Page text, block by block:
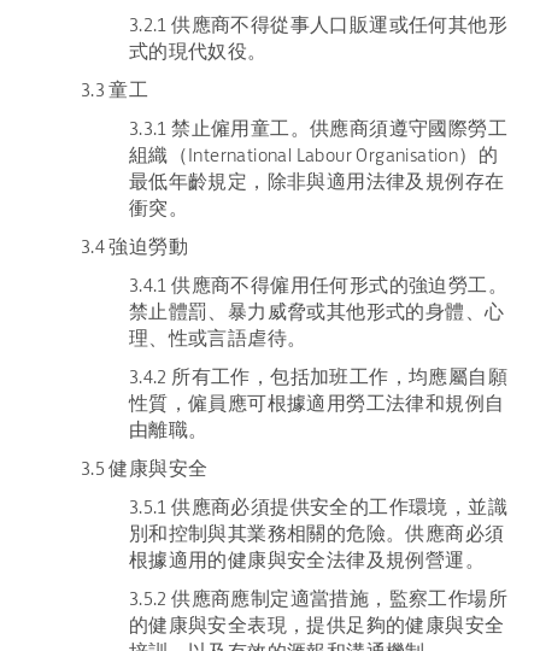
3.2.1 供應商不得從事人口販運或任何其他形
式的現代奴役。
3.3 童工
3.3.1 禁止僱用童工。供應商須遵守國際勞工
組織（International Labour Organisation）的
最低年齡規定，除非與適用法律及規例存在
衝突。
3.4 強迫勞動
3.4.1 供應商不得僱用任何形式的強迫勞工。
禁止體罰、暴力威脅或其他形式的身體、心
理、性或言語虐待。
3.4.2 所有工作，包括加班工作，均應屬自願
性質，僱員應可根據適用勞工法律和規例自
由離職。
3.5 健康與安全
3.5.1 供應商必須提供安全的工作環境，並識
別和控制與其業務相關的危險。供應商必須
根據適用的健康與安全法律及規例營運。
3.5.2 供應商應制定適當措施，監察工作場所
的健康與安全表現，提供足夠的健康與安全